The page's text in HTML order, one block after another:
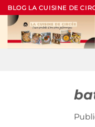
Passer
au
contenu
BLOG LA CUISINE DE